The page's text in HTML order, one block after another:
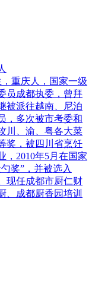
重庆人，国家一级
员成都执委，曾拜
被派往越南、尼泊
，多次被市考委和
川、渝、粤各大菜
奖，被四川省烹饪
，2010年5月在国家
奖”，并被选入
现任成都市厨仁财
、成都厨香园培训